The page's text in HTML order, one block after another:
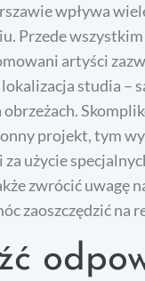
wpływa
Przede
artyści
studia –
obrzeżach.
projekt, tym
użycie
zwrócić uwagę
zaoszczędzić na